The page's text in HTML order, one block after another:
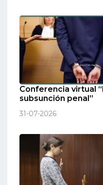
Conferencia virtual
subsunción penal”
31-07-2026